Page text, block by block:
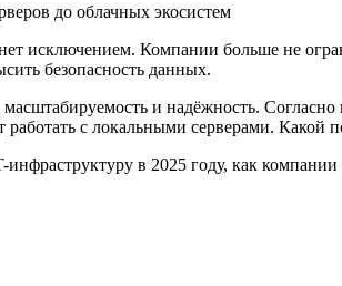
исключением. Компании больше не
безопасность данных.
и надёжность.
с локальными серверами. Какой
в 2025 году, как